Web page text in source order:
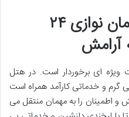
خدمات پذیرش و مهمان نوازی ۲۴
آرامش
ویژه ای برخوردار است. در هتل
گرم و خدماتی کارآمد همراه است
را به مهمان منتقل می